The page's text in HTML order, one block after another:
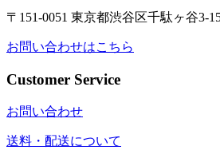
〒151-0051 東京都渋谷区千駄ヶ谷3-
お問い合わせはこちら
Customer Service
お問い合わせ
送料・配送について